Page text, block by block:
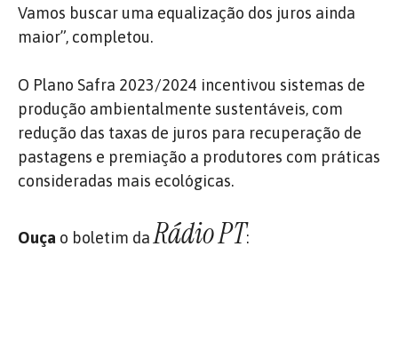
Vamos buscar uma equalização dos juros ainda
maior”, completou.
O Plano Safra 2023/2024 incentivou sistemas de
produção ambientalmente sustentáveis, com
redução das taxas de juros para recuperação de
pastagens e premiação a produtores com práticas
consideradas mais ecológicas.
Ouça o boletim da Rádio PT: